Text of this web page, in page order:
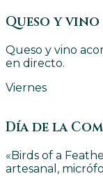
Queso y
Queso y vino
en directo.
Viernes
Día de la
«Birds of a
artesanal,